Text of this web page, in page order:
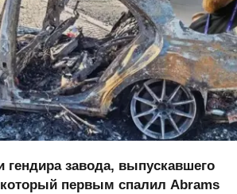
гендира завода, выпускавшего
первым спалил Abrams